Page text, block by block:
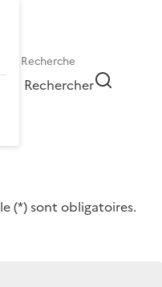
Rechercher
(*) sont obligatoires.